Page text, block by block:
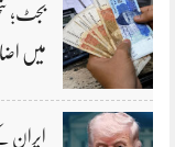
بجٹ؛
میں
ایران